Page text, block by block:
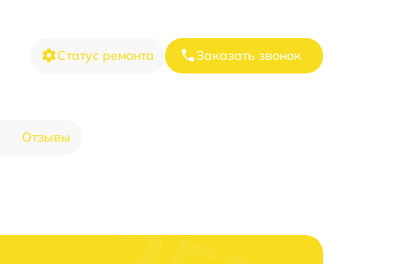
Статус ремонта Заказать звонок
Отзывы